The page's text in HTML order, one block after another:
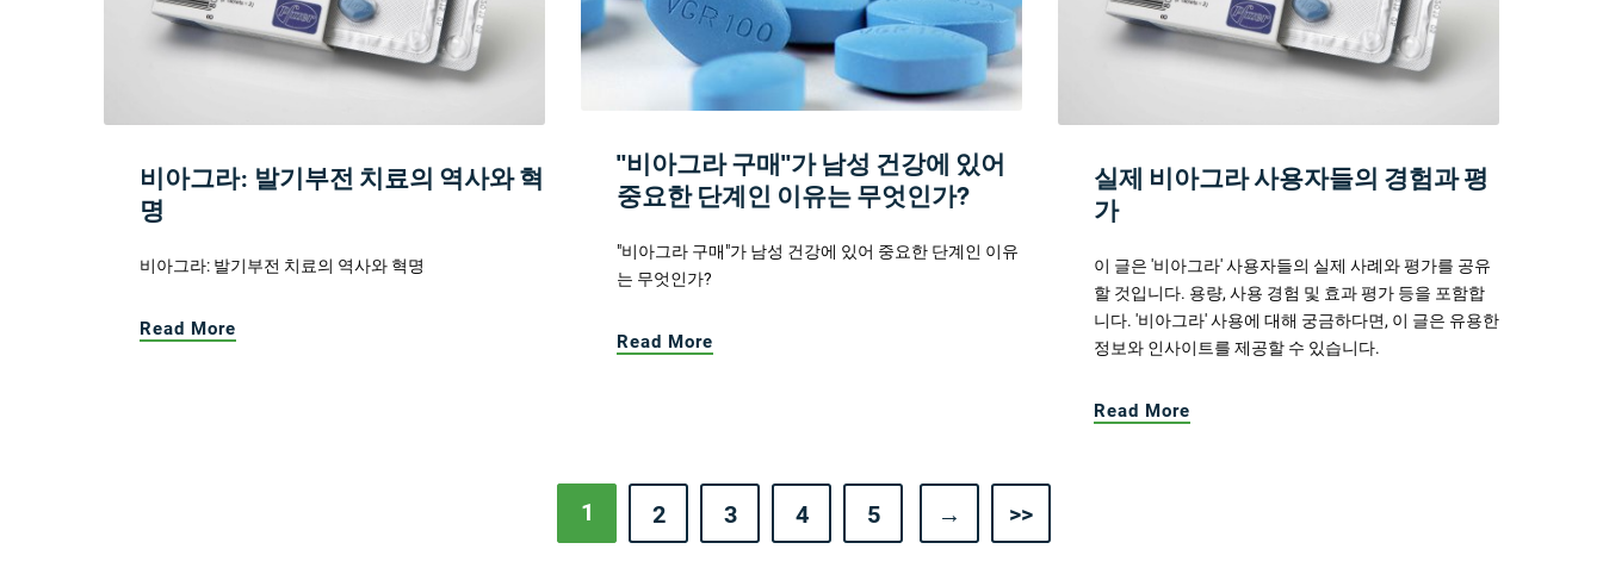
비아그라: 발기부전 치료의 역사와 혁
명
비아그라: 발기부전 치료의 역사와 혁명
Read More
"비아그라 구매"가 남성 건강에 있어
중요한 단계인 이유는 무엇인가?
"비아그라 구매"가 남성 건강에 있어 중요한 단계인 이유
는 무엇인가?
Read More
실제 비아그라 사용자들의 경험과 평
가
이 글은 '비아그라' 사용자들의 실제 사례와 평가를 공유
할 것입니다. 용량, 사용 경험 및 효과 평가 등을 포함합
니다. '비아그라' 사용에 대해 궁금하다면, 이 글은 유용한
정보와 인사이트를 제공할 수 있습니다.
Read More
1 2 3 4 5 → >>